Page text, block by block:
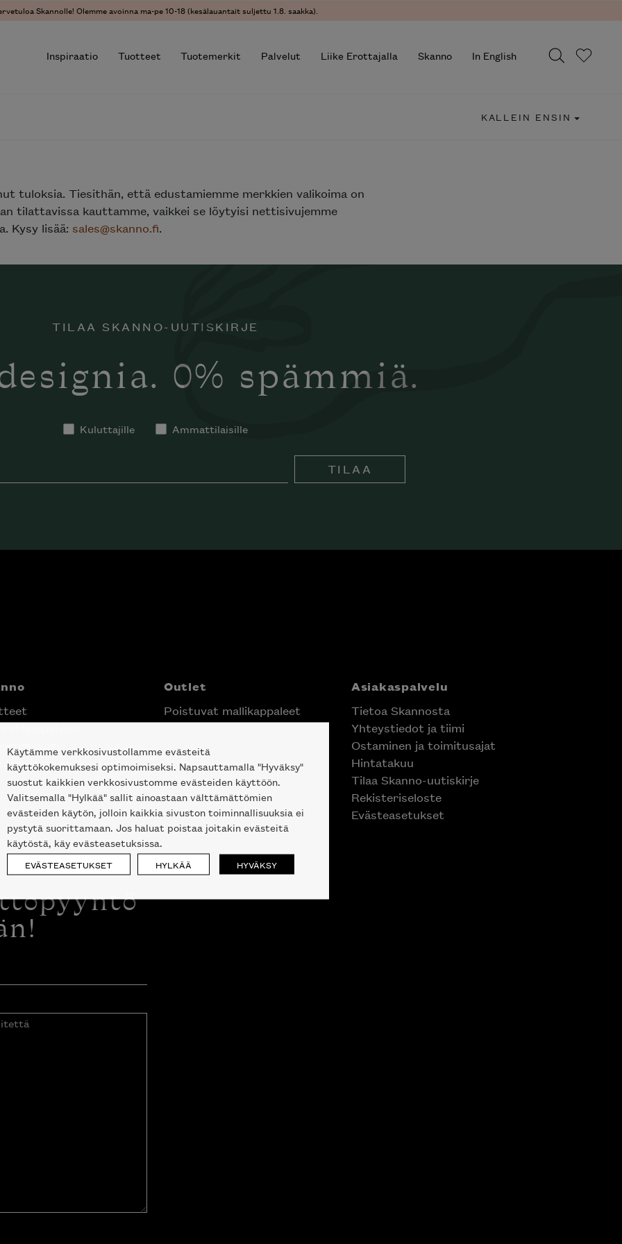
Skannolle! Olemme avoinna ma-pe 10-18 (kesälauantait suljettu 1.8. saakka).
Inspiraatio Tuotteet Tuotemerkit Palvelut Liike Erottajalla Skanno In English
KALLEIN ENSIN
tuloksia. Tiesithän, että edustamiemme merkkien valikoima on
tilattavissa kauttamme, vaikkei se löytyisi nettisivujemme
Kysy lisää: sales@skanno.fi.
TILAA SKANNO-UUTISKIRJE
0% spämmiä.
Kuluttajille Ammattilaisille
TILAA
Helsingin keskustassa
Outlet
Poistuvat mallikappaleet
Asiakaspalvelu
Tietoa Skannosta
Yhteystiedot ja tiimi
Ostaminen ja toimitusajat
Hintatakuu
Tilaa Skanno-uutiskirje
Rekisteriseloste
Evästeasetukset
Käytämme verkkosivustollamme evästeitä
käyttökokemuksesi optimoimiseksi. Napsauttamalla "Hyväksy"
suostut kaikkien verkkosivustomme evästeiden käyttöön.
Valitsemalla "Hylkää" sallit ainoastaan välttämättömien
evästeiden käytön, jolloin kaikkia sivuston toiminnallisuuksia ei
pystytä suorittamaan. Jos haluat poistaa joitakin evästeitä
käytöstä, käy evästeasetuksissa.
EVÄSTEASETUKSET HYLKÄÄ HYVÄKSY